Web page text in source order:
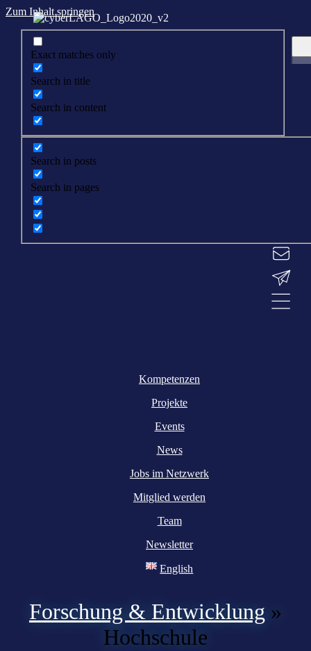
Zum Inhalt springen
Exact matches only
Search in title
Search in content
Search in posts
Search in pages
Kompetenzen
Projekte
Events
News
Jobs im Netzwerk
Mitglied werden
Team
Newsletter
English
Forschung & Entwicklung »
Hochschule